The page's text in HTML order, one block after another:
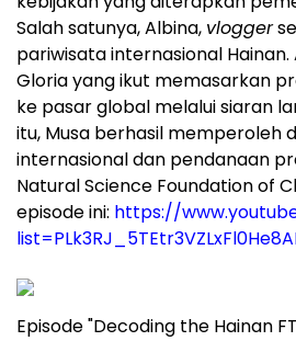
Salah satunya, Albina, vlogger
pariwisata internasional
Gloria yang ikut memasarkan
ke pasar global melalui siaran
itu, Musa berhasil memperoleh
internasional dan pendanaan
Natural Science Foundation of
episode ini: https://
Episode "Decoding the Hainan